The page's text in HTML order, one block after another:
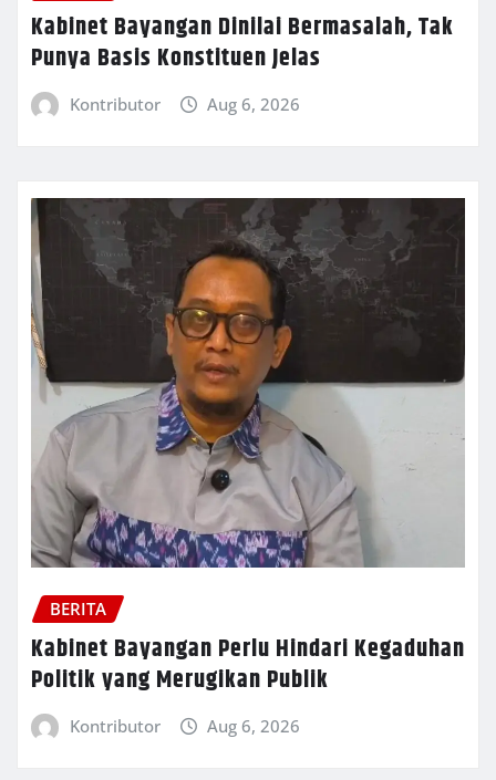
Kabinet Bayangan Dinilai Bermasalah, Tak
Punya Basis Konstituen Jelas
Kontributor Aug 6, 2026
BERITA
Kabinet Bayangan Perlu Hindari Kegaduhan
Politik yang Merugikan Publik
Kontributor Aug 6, 2026